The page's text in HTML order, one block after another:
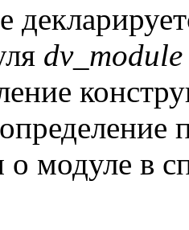
dv_module
модуле в